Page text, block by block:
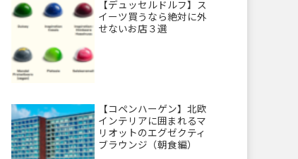
【デュッセルドルフ】ス
イーツ買うなら絶対に外
せないお店３選
【コペンハーゲン】北欧
インテリアに囲まれるマ
リオットのエグゼクティ
ブラウンジ（朝食編）